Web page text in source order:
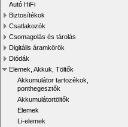
Autó HiFi
Biztosítékok
Csatlakozók
Csomagolás és tárolás
Digitális áramkörök
Diódák
Elemek, Akkuk, Töltők
Akkumulátor tartozékok,
ponthegesztők
Akkumulátortöltők
Elemek
Li-elemek